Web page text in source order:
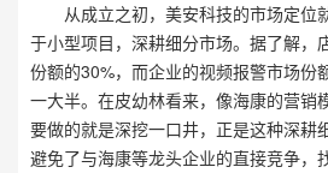
从成立之初，美安科技的市场定位
于小型项目，深耕细分市场。据了解，
份额的30%，而企业的视频报警市场份
一大半。在皮幼林看来，像海康的营销
要做的就是深挖一口井，正是这种深耕
避免了与海康等龙头企业的直接竞争，